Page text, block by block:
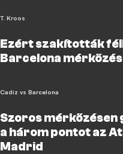
T. Kroos
Ezért szakították
Barcelona
Cadiz vs Barcelona
Szoros mérkőzésen
a három pontot az
Madrid